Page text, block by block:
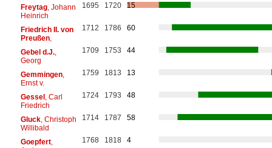
Freytag, Johann
Heinrich
1695 1720 15
Friedrich II. von
Preußen,
1712 1786 60
Gebel d.J.,
Georg
1709 1753 44
Gemmingen,
Ernst v.
1759 1813 13
Gessel, Carl
Friedrich
1724 1793 48
Gluck, Christoph
Willibald
1714 1787 58
Goepfert,
1768 1818 4